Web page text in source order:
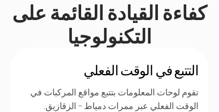
كفاءة القيادة القائمة على
التكنولوجيا
التتبع في الوقت الفعلي
تقوم لوحات المعلومات بتتبع مواقع المركبات في
الوقت الفعلي عبر ممرات دمياط - الزقازيق.